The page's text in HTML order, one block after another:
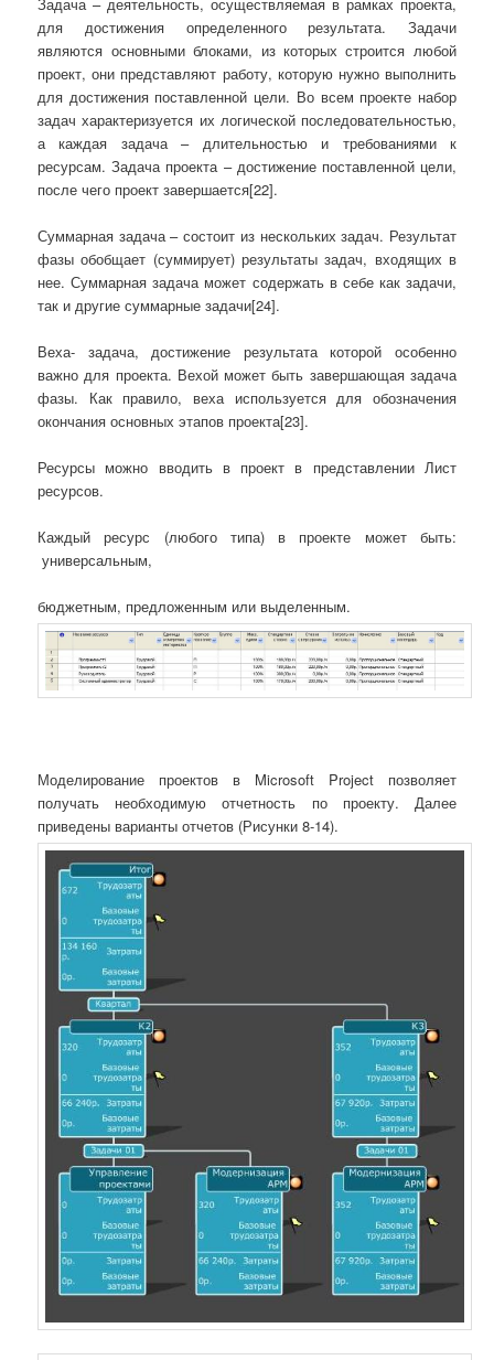
для достижения определенного результата. Задачи
являются основными блоками, из которых строится любой
проект, они представляют работу, которую нужно выполнить
для достижения поставленной цели. Во всем проекте набор
задач характеризуется их логической последовательностью,
а каждая задача – длительностью и требованиями к
ресурсам. Задача проекта – достижение поставленной цели,
после чего проект завершается[22].
Суммарная задача – состоит из нескольких задач. Результат
фазы обобщает (суммирует) результаты задач, входящих в
нее. Суммарная задача может содержать в себе как задачи,
так и другие суммарные задачи[24].
Веха- задача, достижение результата которой особенно
важно для проекта. Вехой может быть завершающая задача
фазы. Как правило, веха используется для обозначения
окончания основных этапов проекта[23].
Ресурсы можно вводить в проект в представлении Лист
ресурсов.
Каждый ресурс (любого типа) в проекте может быть:
универсальным,
бюджетным, предложенным или выделенным.
Моделирование проектов в Microsoft Project позволяет
получать необходимую отчетность по проекту. Далее
приведены варианты отчетов (Рисунки 8-14).